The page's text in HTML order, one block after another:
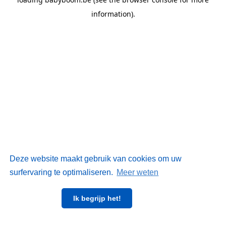
Deze website maakt gebruik van cookies om uw
surfervaring te optimaliseren. Meer weten
Ik begrijp het!
information).